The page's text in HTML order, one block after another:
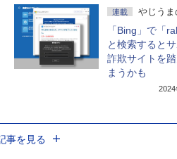
連載 やじうま
「Bing」で「
と検索すると
詐欺サイトを
まうかも
2024
事を見る